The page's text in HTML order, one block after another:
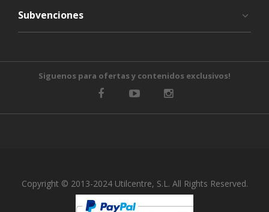
Subvenciones
Siguenos para ofertas y contenidos exclusivos!
Copyright © 2013-2024 Utilcentre, S.L. All Rights Reserved.